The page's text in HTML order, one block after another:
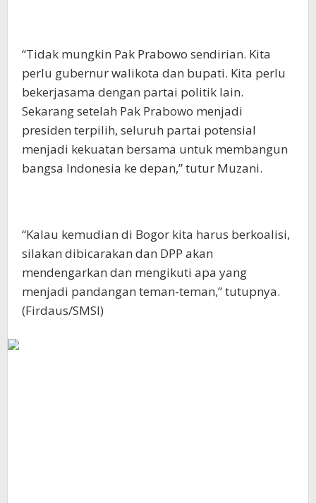
“Tidak mungkin Pak Prabowo sendirian. Kita
perlu gubernur walikota dan bupati. Kita perlu
bekerjasama dengan partai politik lain.
Sekarang setelah Pak Prabowo menjadi
presiden terpilih, seluruh partai potensial
menjadi kekuatan bersama untuk membangun
bangsa Indonesia ke depan,” tutur Muzani.
“Kalau kemudian di Bogor kita harus berkoalisi,
silakan dibicarakan dan DPP akan
mendengarkan dan mengikuti apa yang
menjadi pandangan teman-teman,” tutupnya.
(Firdaus/SMSI)